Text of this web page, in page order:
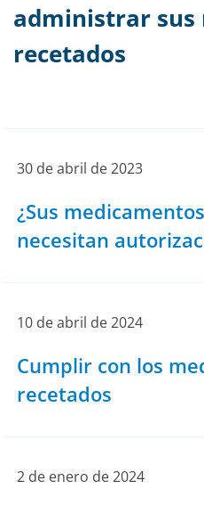
administrar sus
recetados
30 de abril de 2023
¿Sus
necesitan
10 de abril de 2024
Cumplir con los
recetados
2 de enero de 2024